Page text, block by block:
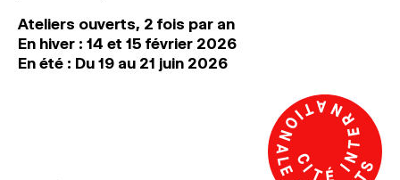
Ateliers ouverts, 2 fois par an
En hiver : 14 et 15 février 2026
En été : Du 19 au 21 juin 2026